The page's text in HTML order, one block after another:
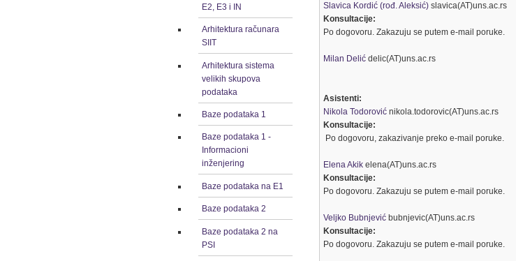
E2, E3 i IN
Arhitektura računara
SIIT
Arhitektura sistema
velikih skupova
podataka
Baze podataka 1
Baze podataka 1 -
Informacioni
inženjering
Baze podataka na E1
Baze podataka 2
Baze podataka 2 na
PSI
Slavica Kordić (rođ. Aleksić) slavica(AT)uns.ac.rs
Konsultacije:
Po dogovoru. Zakazuju se putem e-mail poruke.
Milan Delić delic(AT)uns.ac.rs
Asistenti:
Nikola Todorović nikola.todorovic(AT)uns.ac.rs
Konsultacije:
Po dogovoru, zakazivanje preko e-mail poruke.
Elena Akik elena(AT)uns.ac.rs
Konsultacije:
Po dogovoru. Zakazuju se putem e-mail poruke.
Veljko Bubnjević bubnjevic(AT)uns.ac.rs
Konsultacije:
Po dogovoru. Zakazuju se putem e-mail poruke.